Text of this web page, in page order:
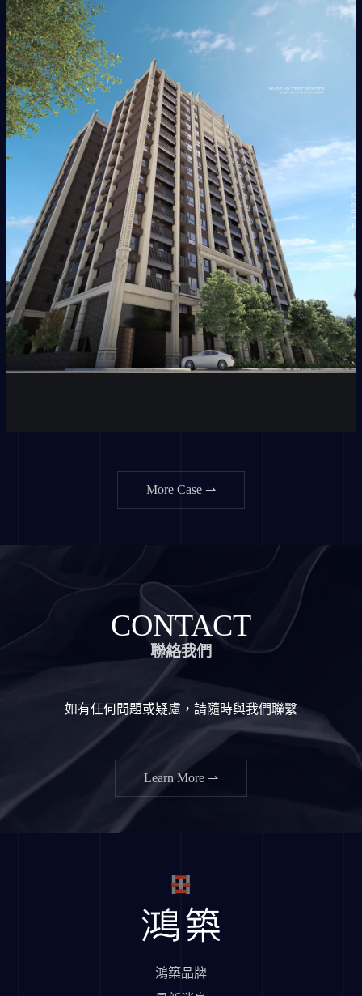
SCROLL ⇀
More Case ⇀
CONTACT
聯絡我們
如有任何問題或疑慮，請隨時與我們聯繫
Learn More ⇀
鴻築品牌